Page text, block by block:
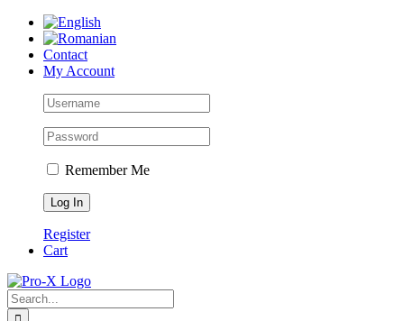
Skip
contentContact
My Account
Remember Me
Register
Cart
Search
for: